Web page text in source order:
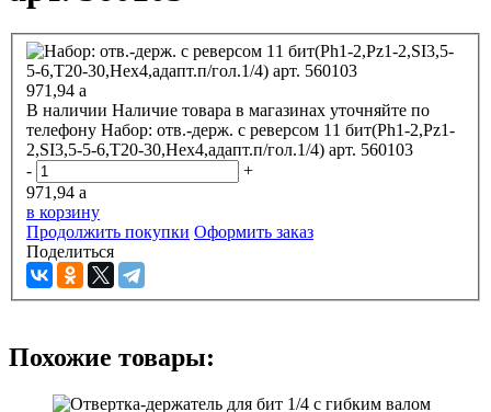
971,94 a
В наличии Наличие товара в магазинах уточняйте по
телефону Набор: отв.-держ. с реверсом 11 бит(Ph1-2,Pz1-
2,SI3,5-5-6,T20-30,Hex4,адапт.п/гол.1/4) арт. 560103
-
+
971,94 a
в корзину
Продолжить покупки Оформить заказ
Поделиться
Похожие товары: